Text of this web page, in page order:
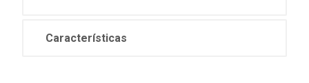
Características